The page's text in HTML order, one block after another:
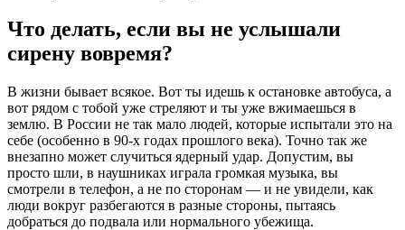
Что делать, если вы не услышали
сирену вовремя?
В жизни бывает всякое. Вот ты идешь к остановке автобуса, а
вот рядом с тобой уже стреляют и ты уже вжимаешься в
землю. В России не так мало людей, которые испытали это на
себе (особенно в 90-х годах прошлого века). Точно так же
внезапно может случиться ядерный удар. Допустим, вы
просто шли, в наушниках играла громкая музыка, вы
смотрели в телефон, а не по сторонам — и не увидели, как
люди вокруг разбегаются в разные стороны, пытаясь
добраться до подвала или нормального убежища.